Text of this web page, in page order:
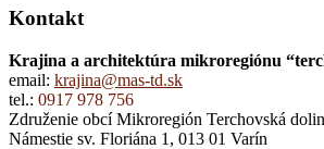
Kontakt
Krajina a architektúra mikroregiónu
email: krajina@mas-td.sk
tel.: 0917 978 756
Združenie obcí Mikroregión Terchovská
Námestie sv. Floriána 1, 013 01 Varín